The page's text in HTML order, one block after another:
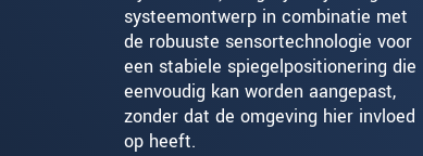
systeemontwerp in combinatie met
de robuuste sensortechnologie voor
een stabiele spiegelpositionering die
eenvoudig kan worden aangepast,
zonder dat de omgeving hier invloed
op heeft.